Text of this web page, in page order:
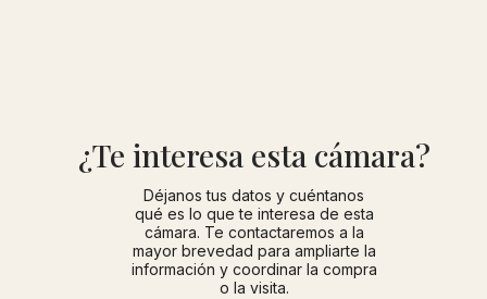
¿Te interesa esta cámara?
Déjanos tus datos y cuéntanos
qué es lo que te interesa de esta
cámara. Te contactaremos a la
mayor brevedad para ampliarte la
información y coordinar la compra
o la visita.